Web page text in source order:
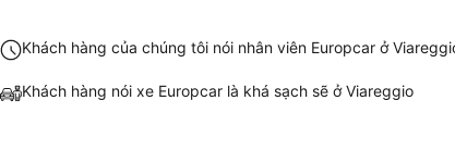
Khách hàng của chúng tôi nói nhân viên Europcar ở
Khách hàng nói xe Europcar là khá sạch sẽ ở Viareggio